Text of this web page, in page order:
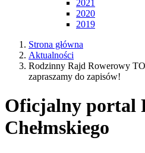
Strona główna
Aktualności
zapraszamy do zapisów!
Oficjalny portal
Chełmskiego
Rodzinny Rajd Rowerowy